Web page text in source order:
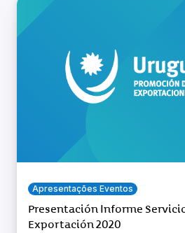
Apresentações Eventos
Presentación Informe
Exportación 2020